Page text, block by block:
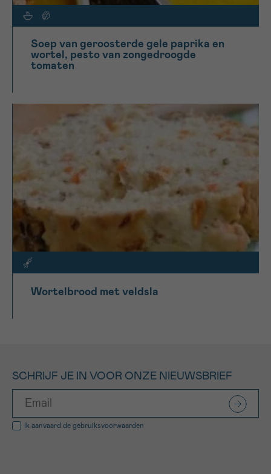
Soep van geroosterde gele paprika en
wortel, pesto van zongedroogde
tomaten
Wortelbrood met veldsla
SCHRIJF JE IN VOOR ONZE NIEUWSBRIEF
Ik aanvaard de gebruiksvoorwaarden